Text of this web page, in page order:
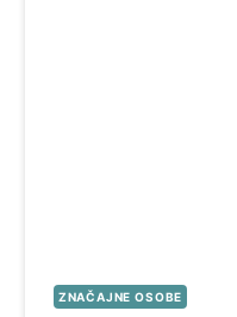
ZNAČAJNE OSOBE